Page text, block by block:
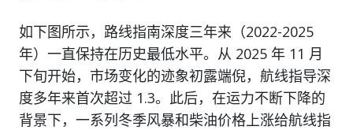
如下图所示，路线指南深度三年来（2022-2025
年）一直保持在历史最低水平。从 2025 年 11 月
下旬开始，市场变化的迹象初露端倪，航线指导深
度多年来首次超过 1.3。此后，在运力不断下降的
背景下，一系列冬季风暴和柴油价格上涨给航线指